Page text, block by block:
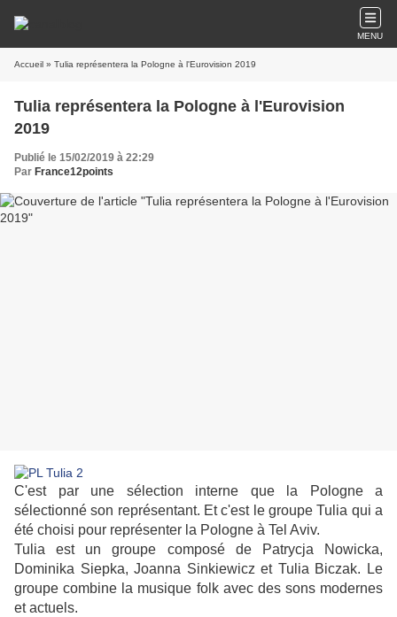
MENU
Accueil » Tulia représentera la Pologne à l'Eurovision 2019
Tulia représentera la Pologne à l'Eurovision
2019
Publié le 15/02/2019 à 22:29
Par France12points
C'est par une sélection interne que la Pologne a
sélectionné son représentant. Et c'est le groupe Tulia qui a
été choisi pour représenter la Pologne à Tel Aviv.
Tulia est un groupe composé de Patrycja Nowicka,
Dominika Siepka, Joanna Sinkiewicz et Tulia Biczak. Le
groupe combine la musique folk avec des sons modernes
et actuels.